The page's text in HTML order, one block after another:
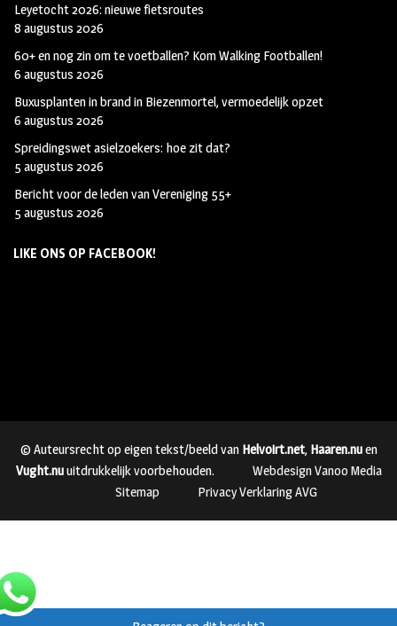
Leyetocht 2026: nieuwe fietsroutes
8 augustus 2026
60+ en nog zin om te voetballen? Kom Walking Footballen!
6 augustus 2026
Buxusplanten in brand in Biezenmortel, vermoedelijk opzet
6 augustus 2026
Spreidingswet asielzoekers: hoe zit dat?
5 augustus 2026
Bericht voor de leden van Vereniging 55+
5 augustus 2026
LIKE ONS OP FACEBOOK!
© Auteursrecht op eigen tekst/beeld van Helvoirt.net, Haaren.nuen
Vught.nuuitdrukkelijk voorbehouden.
Webdesign Vanoo Media
Sitemap
Privacy Verklaring AVG